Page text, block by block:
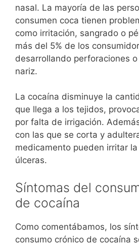
nasal. La mayoría de las
consumen coca tienen
como irritación, sangrado o
más del 5% de los
desarrollando perforaciones
nariz.
La cocaína disminuye la
que llega a los tejidos,
por falta de irrigación.
con las que se corta y
medicamento pueden irritar
úlceras.
Síntomas del
de cocaína
Como comentábamos, los
consumo crónico de cocaína